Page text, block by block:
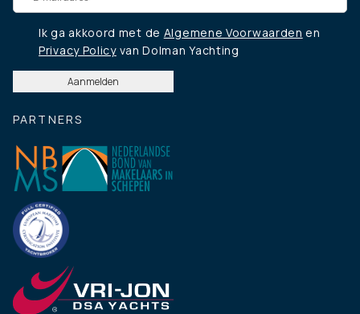
Ik ga akkoord met de Algemene Voorwaarden en
Privacy Policyvan Dolman Yachting
PARTNERS